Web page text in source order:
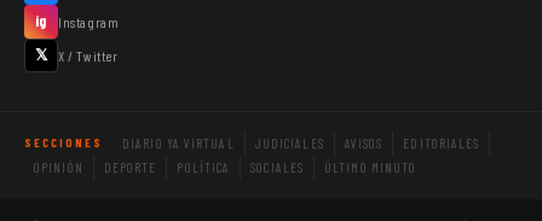
ig Instagram
𝕏 X / Twitter
SECCIONES DIARIO YA VIRTUAL JUDICIALES AVISOS
EDITORIALES
OPINIÓN
DEPORTE POLÍTICA SOCIALES ÚLTIMO MINUTO